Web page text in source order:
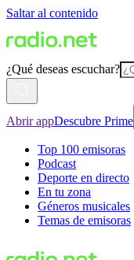
Saltar al contenido
¿Qué deseas escuchar?
Abrir appDescubre Prime
Top 100 emisoras
Podcast
Deporte en directo
En tu zona
Géneros musicales
Temas de emisoras